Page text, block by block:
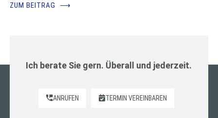
ZUM BEITRAG ⟶
Ich berate Sie gern. Überall und jederzeit.
ANRUFEN TERMIN VEREINBAREN